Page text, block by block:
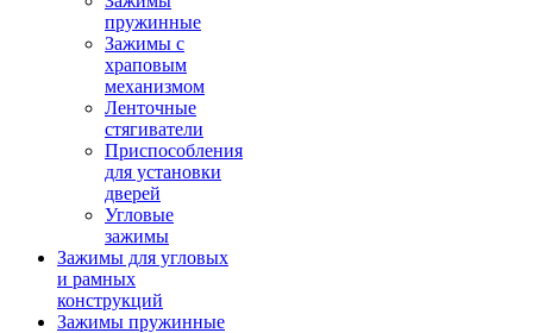
пружинные
Зажимы с
храповым
механизмом
Ленточные
стягиватели
Приспособления
для установки
дверей
Угловые
зажимы
Зажимы для угловых
и рамных
конструкций
Зажимы пружинные